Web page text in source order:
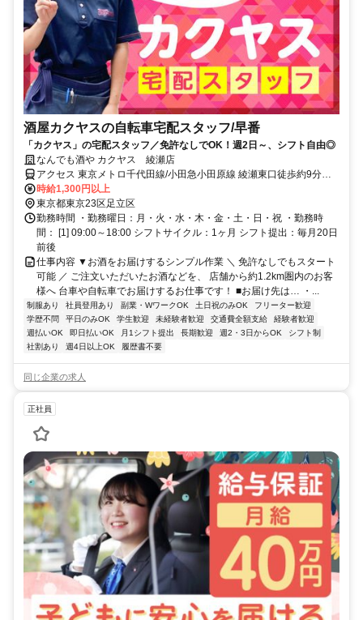
酒屋カクヤスの自転車宅配スタッフ/早番
「カクヤス」の宅配スタッフ／免許なしでOK！週2日～、シフト自由◎
なんでも酒や カクヤス 綾瀬店
アクセス 東京メトロ千代田線/小田急小田原線 綾瀬東口徒歩約9分、
ＪＲ常磐線 綾瀬東口徒歩約9分、京成本線 堀切菖蒲園徒歩約18分 ※
マイカー（車・バイク）通勤不可
時給1,300円以上
東京都東京23区足立区
勤務時間 ・勤務曜日：月・火・水・木・金・土・日・祝 ・勤務時
間： [1] 09:00～18:00 シフトサイクル：1ヶ月 シフト提出：毎月20日
前後
仕事内容 ▼お酒をお届けするシンプル作業 ＼ 免許なしでもスタート
可能 ／ ご注文いただいたお酒などを、 店舗から約1.2km圏内のお客
様へ 台車や自転車でお届けするお仕事です！ ■お届け先は… ・...
制服あり 社員登用あり 副業・WワークOK 土日祝のみOK
フリーター歓迎
学歴不問
平日のみOK 学生歓迎 未経験者歓迎 交通費全額支給
経験者歓迎
週払いOK
即日払いOK 月1シフト提出 長期歓迎 週2・3日からOK
シフト制
社割あり
週4日以上OK 履歴書不要
同じ企業の求人
正社員